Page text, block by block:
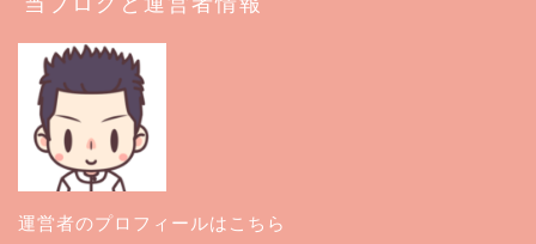
運営者のプロフィールはこちら